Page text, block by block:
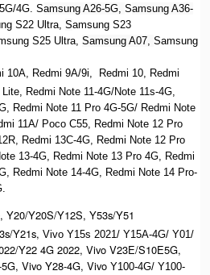
4G. Samsung A26-5G, Samsung A36-
S22 Ultra, Samsung S23
S25 Ultra, Samsung A07, Samsung
10A, Redmi 9A/9i, Redmi 10, Redmi
Redmi Note 11-4G/Note 11s-4G,
Redmi Note 11 Pro 4G-5G/ Redmi Note
11A/ Poco C55, Redmi Note 12 Pro
Redmi 13C-4G,
Redmi Note 12 Pro
13-4G, Redmi Note 13 Pro 4G, Redmi
Redmi Note 14-4G, Redmi Note 14 Pro-
Y20/Y20S/Y12S, Y53s/Y51
Y21s, Vivo Y15s 2021/ Y15A-4G/ Y01/
Y22 4G 2022, Vivo V23E/S10E5G,
Vivo Y28-4G, Vivo Y100-4G/ Y100-